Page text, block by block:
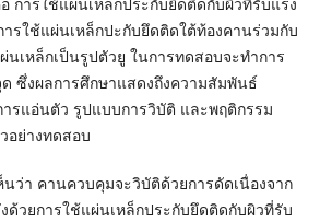
รใช้แผ่นเหล็กปะกับยึดติดใต้ท้องคานร่วมกับ
นเหล็กเป็นรูปตัวยู ในการทดสอบจะทำการ
ซึ่งผลการศึกษาแสดงถึงความสัมพันธ์
ารแอ่นตัว รูปแบบการวิบัติ และพฤติกรรม
อย่างทดสอบ
นว่า คานควบคุมจะวิบัติด้วยการดัดเนื่องจาก
ด้วยการใช้แผ่นเหล็กประกับยึดติดกับผิวที่รับ